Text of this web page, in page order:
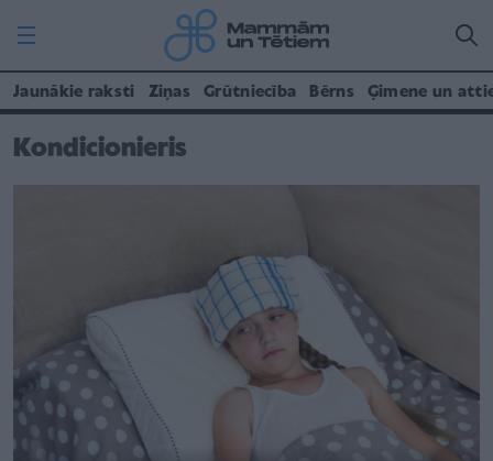
Jaunākie raksti Ziņas Grūtniecība Bērns Ģimene un
Kondicionieris